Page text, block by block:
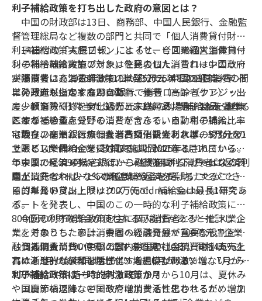
利子補給政策を打ち出した政府の意図とは？
中国の財政部は13日、商務部、中国人民銀行、金融監
督管理総局など複数の部門と共同で「個人消費貸付財政
利子補給政策実施プラン」と「サービス業経営主体貸付
利子補給政策実施プラン」を発表した。これは中国政府
が掲げている消費刺激策の一部分で、中国の経済メディ
アの報道も少なくなかった。
14日付の「人民日報」によると、今回の個人消費ロー
ンの利子補給政策の対象は住民の個人消費ローンのうち
実際消費に充てる部分で、単発5万元以下の日常消費、5
単発万元以上の家庭用自動車、養老（高齢者ケア）・出
産、教育・研修、文化観光、家庭用品、電子製品、健康
医療などの重点分野の消費を含んでいる。利子補給比率
は現在の商業銀行の個人消費ローン金利水準の約3分の1
である1ポイントで、政策実施期間は1年とされている。
つまり、今年9月から、ローンを利用する消費者は返済利
息が1ポイント少なくなるということだ。
消費者は、2025年9月1日から2026年8月31日までの間
に、政府が指定する23の銀行で消費ローン（クレジット
カードを除く）を申し込むと、1%の利息補給金を受ける
ことができる。
少額消費（1件当たり5万元未満）の場合、1%を基準
とする補給金を受けることができる。自動車の購入、住
宅のリフォーム、旅行など高額消費であれば、5万元を
上限として補給金を受け取ることができる。
飲食、宿泊、医療、養老、文化観光、スポーツなどの
サービス業界の企業に対しては、2025年3月16日から今
年末までに21の指定銀行から融資を受け、サービスの質
向上に充てれば、1%の利息補給金を受けることができ
る。単発の貸出上限は100万元で、補給金は最長1年であ
る。
中国の経済メディアは、この政策は利下げではなく、
国が消費者やサービス業企業の返済を手助けすることが
目的だという。
ゴールドマン・サックス（Goldman Sachs）は研究レ
ポートを発表し、中国のこの一時的な利子補給政策に
800億元の財政資金が使われる可能性があると推計し
た。そのうち、家計消費者への融資分が700億元、企業
融資補助金が100億元に達すると見ている。同社は、こ
れは漸進的な緩和にすぎず、大規模な刺激ではないとみ
ている。
今回の利子補給政策を主に個人消費者とサービス業企
業を対象としたのは、中国の経済発展で重要な役割を果
しうる個人消費、中国の国内総生産（GDP）の54.6％を
占めるサービス業を活性化する狙いがある。
個人消費についていえば、中国の社会消費財小売売上
高は、5月が前年同期比6.4％増、6月が4.8％増、7月が
3.7％増とやや落ちてきている。8月から10月は、夏休み
や国慶節の連休などでやや増加すると思われるが、増加
利子補給政策は一時的刺激政策か？
コロナ禍以降、中国政府は消費活性化させるため、２